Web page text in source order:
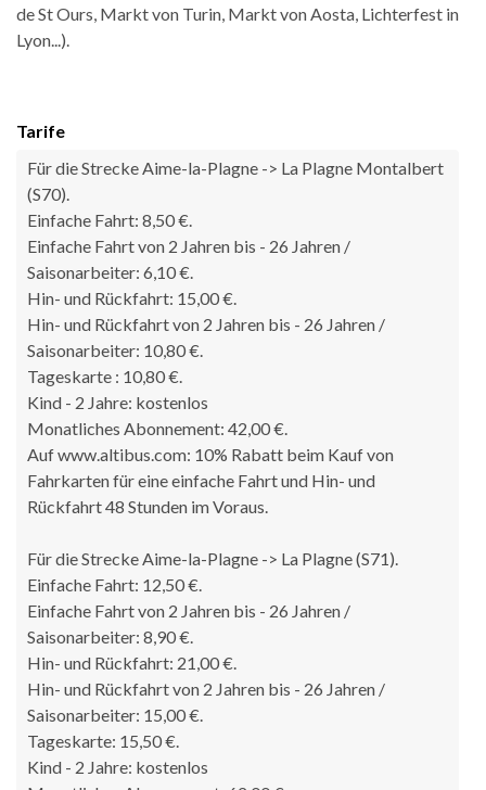
de St Ours, Markt von Turin, Markt von Aosta, Lichterfest in
Lyon...).
Tarife
Für die Strecke Aime-la-Plagne -> La Plagne Montalbert
(S70).
Einfache Fahrt: 8,50 €.
Einfache Fahrt von 2 Jahren bis - 26 Jahren /
Saisonarbeiter: 6,10 €.
Hin- und Rückfahrt: 15,00 €.
Hin- und Rückfahrt von 2 Jahren bis - 26 Jahren /
Saisonarbeiter: 10,80 €.
Tageskarte : 10,80 €.
Kind - 2 Jahre: kostenlos
Monatliches Abonnement: 42,00 €.
Auf www.altibus.com: 10% Rabatt beim Kauf von
Fahrkarten für eine einfache Fahrt und Hin- und
Rückfahrt 48 Stunden im Voraus.
Für die Strecke Aime-la-Plagne -> La Plagne (S71).
Einfache Fahrt: 12,50 €.
Einfache Fahrt von 2 Jahren bis - 26 Jahren /
Saisonarbeiter: 8,90 €.
Hin- und Rückfahrt: 21,00 €.
Hin- und Rückfahrt von 2 Jahren bis - 26 Jahren /
Saisonarbeiter: 15,00 €.
Tageskarte: 15,50 €.
Kind - 2 Jahre: kostenlos